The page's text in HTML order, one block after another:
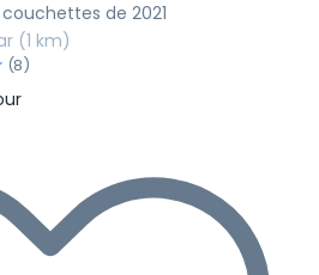
de 2021
(1 km)
(8)